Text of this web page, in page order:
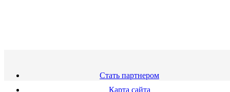
Стать партнером
Карта сайта